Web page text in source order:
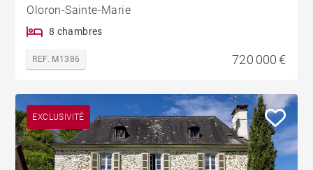
Oloron-Sainte-Marie
8 chambres
REF. M1386 720 000 €
EXCLUSIVITÉ